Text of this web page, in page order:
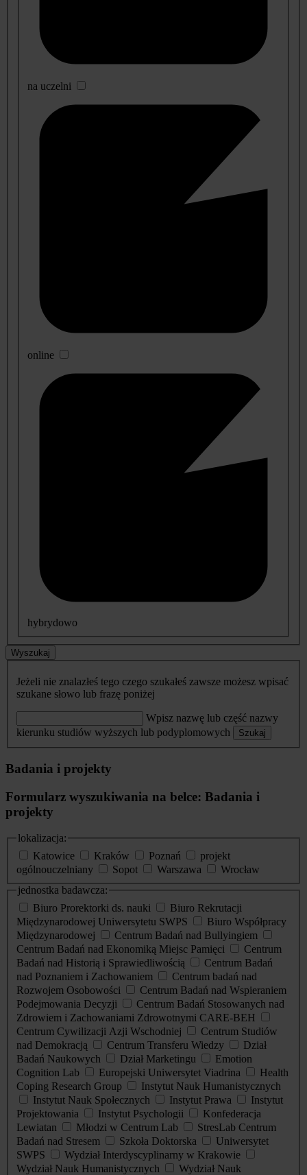
na uczelni
online
hybrydowo
Wyszukaj
Jeżeli nie znalazłeś tego czego szukałeś zawsze możesz wpisać
szukane słowo lub frazę poniżej
Wpisz nazwę lub część nazwy
kierunku studiów wyższych lub podyplomowych
Szukaj
Badania i projekty
Formularz wyszukiwania na belce: Badania i
projekty
lokalizacja:
Katowice
Kraków Poznań
projekt
ogólnouczelniany
Sopot Warszawa
Wrocław
jednostka badawcza:
Biuro Prorektorki ds. nauki
Biuro Rekrutacji
Międzynarodowej Uniwersytetu SWPS
Biuro Współpracy
Międzynarodowej
Centrum Badań nad Bullyingiem
Centrum Badań nad Ekonomiką Miejsc Pamięci
Centrum
Badań nad Historią i Sprawiedliwością
Centrum Badań
nad Poznaniem i Zachowaniem
Centrum badań nad
Rozwojem Osobowości
Centrum Badań nad Wspieraniem
Podejmowania Decyzji
Centrum Badań Stosowanych nad
Zdrowiem i Zachowaniami Zdrowotnymi CARE-BEH
Centrum Cywilizacji Azji Wschodniej
Centrum Studiów
nad Demokracją
Centrum Transferu Wiedzy
Dział
Badań Naukowych
Dział Marketingu
Emotion
Cognition Lab
Europejski Uniwersytet Viadrina
Health
Coping Research Group
Instytut Nauk Humanistycznych
Instytut Nauk Społecznych
Instytut Prawa
Instytut
Projektowania
Instytut Psychologii
Konfederacja
Lewiatan
Młodzi w Centrum Lab
StresLab Centrum
Badań nad Stresem
Szkoła Doktorska
Uniwersytet
SWPS
Wydział Interdyscyplinarny w Krakowie
Wydział Nauk Humanistycznych
Wydział Nauk